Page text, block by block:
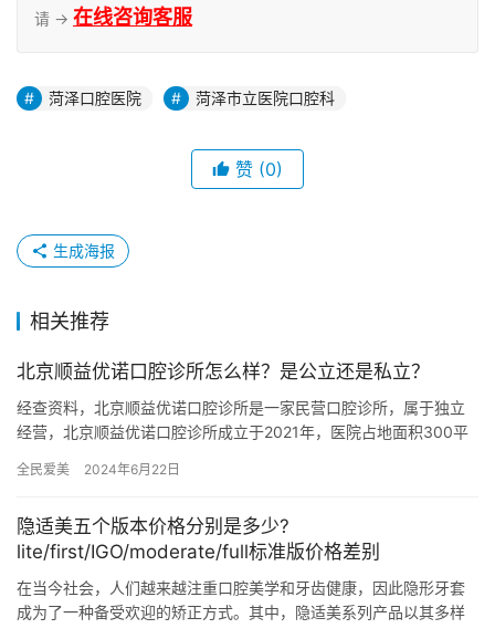
请 → 在线咨询客服
菏泽口腔医院 菏泽市立医院口腔科
赞 (0)
生成海报
相关推荐
北京顺益优诺口腔诊所怎么样？是公立还是私立？
经查资料，北京顺益优诺口腔诊所是一家民营口腔诊所，属于独立
经营，北京顺益优诺口腔诊所成立于2021年，医院占地面积300平
全民爱美 2024年6月22日
隐适美五个版本价格分别是多少?
lite/first/IGO/moderate/full标准版价格差别
在当今社会，人们越来越注重口腔美学和牙齿健康，因此隐形牙套
成为了一种备受欢迎的矫正方式。其中，隐适美系列产品以其多样